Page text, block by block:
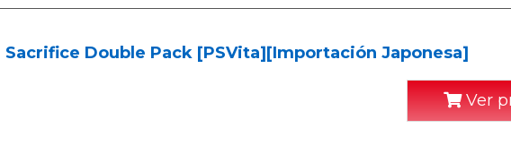
Sacrifice Double Pack [PSVita][Importación Japonesa]
Ver